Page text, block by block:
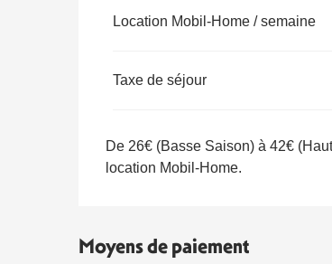
Location Mobil-Home / semaine
Taxe de séjour
De 26€ (Basse Saison) à 42€
location Mobil-Home.
Moyens de paiement